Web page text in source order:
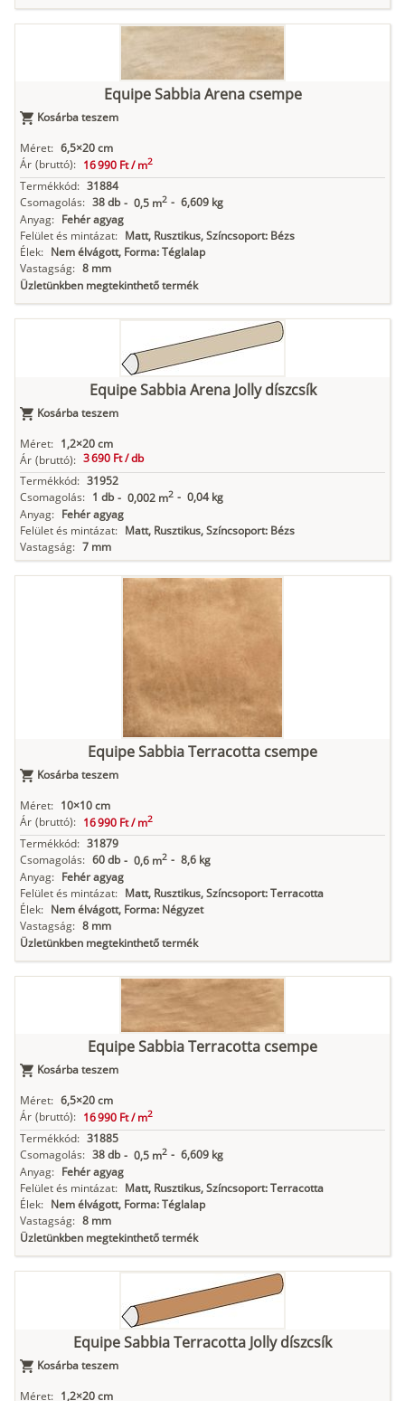
Equipe Sabbia Arena csempe
Kosárba teszem
Méret: 6,5×20 cm
Ár (bruttó): 16 990 Ft /m2
Termékkód: 31884
Csomagolás: 38 db - 0,5 m2 - 6,609 kg
Anyag: Fehér agyag
Felület és mintázat: Matt, Rusztikus, Színcsoport: Bézs
Élek: Nem élvágott, Forma: Téglalap
Vastagság: 8 mm
Üzletünkben megtekinthető termék
Equipe Sabbia Arena Jolly díszcsík
Kosárba teszem
Méret: 1,2×20 cm
Ár (bruttó): 3 690 Ft /db
Termékkód: 31952
Csomagolás: 1 db - 0,002 m2 - 0,04 kg
Anyag: Fehér agyag
Felület és mintázat: Matt, Rusztikus, Színcsoport: Bézs
Vastagság: 7 mm
Equipe Sabbia Terracotta csempe
Kosárba teszem
Méret: 10×10 cm
Ár (bruttó): 16 990 Ft /m2
Termékkód: 31879
Csomagolás: 60 db - 0,6 m2 - 8,6 kg
Anyag: Fehér agyag
Felület és mintázat: Matt, Rusztikus, Színcsoport: Terracotta
Élek: Nem élvágott, Forma: Négyzet
Vastagság: 8 mm
Üzletünkben megtekinthető termék
Equipe Sabbia Terracotta csempe
Kosárba teszem
Méret: 6,5×20 cm
Ár (bruttó): 16 990 Ft /m2
Termékkód: 31885
Csomagolás: 38 db - 0,5 m2 - 6,609 kg
Anyag: Fehér agyag
Felület és mintázat: Matt, Rusztikus, Színcsoport: Terracotta
Élek: Nem élvágott, Forma: Téglalap
Vastagság: 8 mm
Üzletünkben megtekinthető termék
Equipe Sabbia Terracotta Jolly díszcsík
Kosárba teszem
Méret: 1,2×20 cm